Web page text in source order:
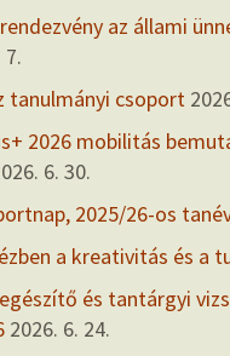
az állami
7.
tanulmányi csoport
2026 mobilitás
6. 30.
2025/26-os
a kreativitás és a
és tantárgyi
2026. 6. 24.